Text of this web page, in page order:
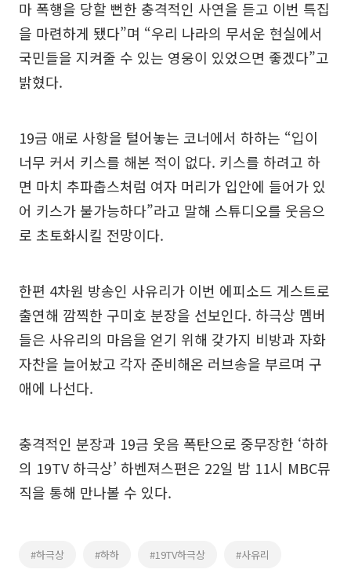
마 폭행을 당할 뻔한 충격적인 사연을 듣고 이번 특집
을 마련하게 됐다”며 “우리 나라의 무서운 현실에서
국민들을 지켜줄 수 있는 영웅이 있었으면 좋겠다”고
밝혔다.
19금 애로 사항을 털어놓는 코너에서 하하는 “입이
너무 커서 키스를 해본 적이 없다. 키스를 하려고 하
면 마치 추파춥스처럼 여자 머리가 입안에 들어가 있
어 키스가 불가능하다”라고 말해 스튜디오를 웃음으
로 초토화시킬 전망이다.
한편 4차원 방송인 사유리가 이번 에피소드 게스트로
출연해 깜찍한 구미호 분장을 선보인다. 하극상 멤버
들은 사유리의 마음을 얻기 위해 갖가지 비방과 자화
자찬을 늘어놨고 각자 준비해온 러브송을 부르며 구
애에 나선다.
충격적인 분장과 19금 웃음 폭탄으로 중무장한 ‘하하
의 19TV 하극상’ 하벤져스편은 22일 밤 11시 MBC뮤
직을 통해 만나볼 수 있다.
#하극상 #하하 #19TV하극상 #사유리